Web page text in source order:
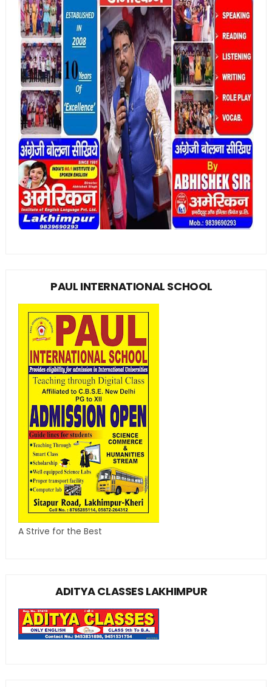
PAUL INTERNATIONAL SCHOOL
A Strive for the Best
ADITYA CLASSES LAKHIMPUR